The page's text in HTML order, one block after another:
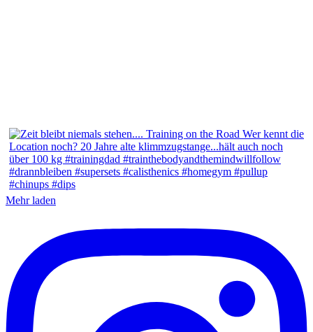
Mehr laden